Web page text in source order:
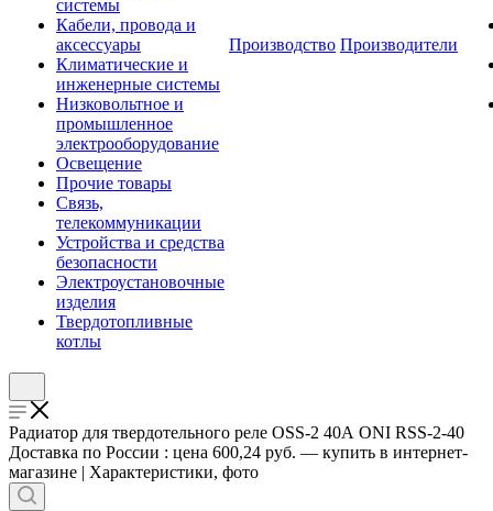
системы
Кабели, провода и
аксессуары
Климатические и
инженерные системы
Низковольтное и
промышленное
электрооборудование
Освещение
Прочие товары
Связь,
телекоммуникации
Устройства и средства
безопасности
Электроустановочные
изделия
Твердотопливные
котлы
Производство Производители
Радиатор для твердотельного реле OSS-2 40А ONI RSS-2-40
Доставка по России : цена 600,24 руб. — купить в интернет-
магазине | Характеристики, фото